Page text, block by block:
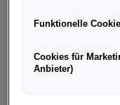
anderen, welchen
Etliche
und eingeschränkte
von
Wenn Sie über einen
Funktionelle
Cookies für
Anbieter)